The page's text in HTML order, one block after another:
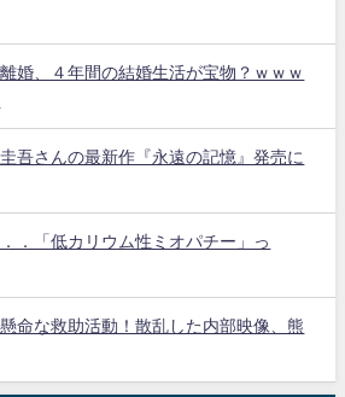
婚、４年間の結婚生活が宝物？ｗｗｗ
吾さんの最新作『永遠の記憶』発売に
．「低カリウム性ミオパチー」っ
命な救助活動！散乱した内部映像、熊